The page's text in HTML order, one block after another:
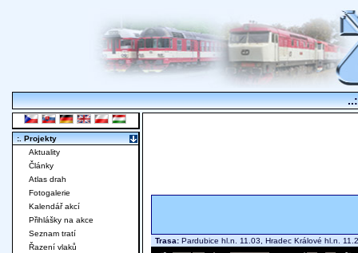
Trasa: Pardubice hl.n. 11.03, Hradec Králové hl.n.
:. Projekty
Aktuality
Články
Atlas drah
Fotogalerie
Kalendář akcí
Přihlášky na akce
Seznam tratí
Řazení vlaků